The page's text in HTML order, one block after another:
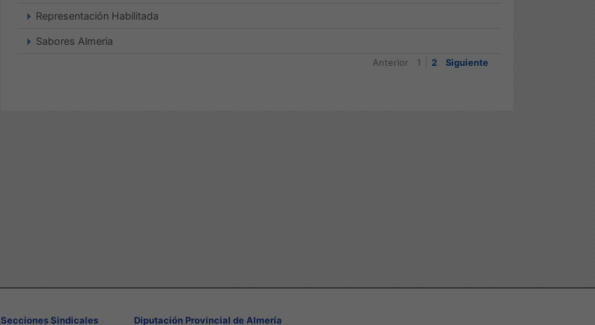
Representación Habilitada
Sabores Almeria
Anterior 1 2 Siguiente
Secciones Sindicales Diputación Provincial de Almería